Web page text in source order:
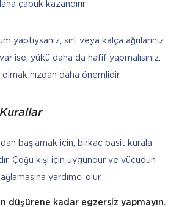
çabuk kazandırır.
yaptıysanız, sırt veya kalça ağrılarınız
ise, yükü daha da hafif yapmalısınız.
hızdan daha önemlidir.
başlamak için, birkaç basit kurala
Çoğu kişi için uygundur ve vücudun
yardımcı olur.
düşürene kadar egzersiz yapmayın.